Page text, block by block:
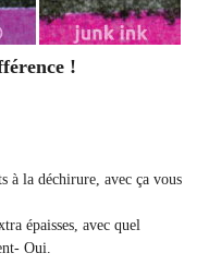
!
à la déchirure, avec ça vous
épaisses, avec quel
- Oui.